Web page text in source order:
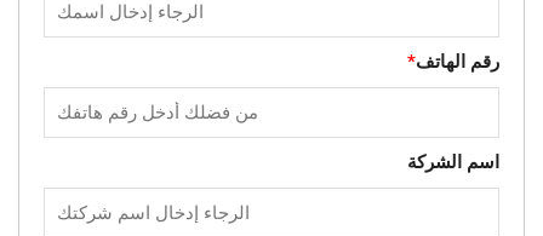
رقم الهاتف*
اسم الشركة